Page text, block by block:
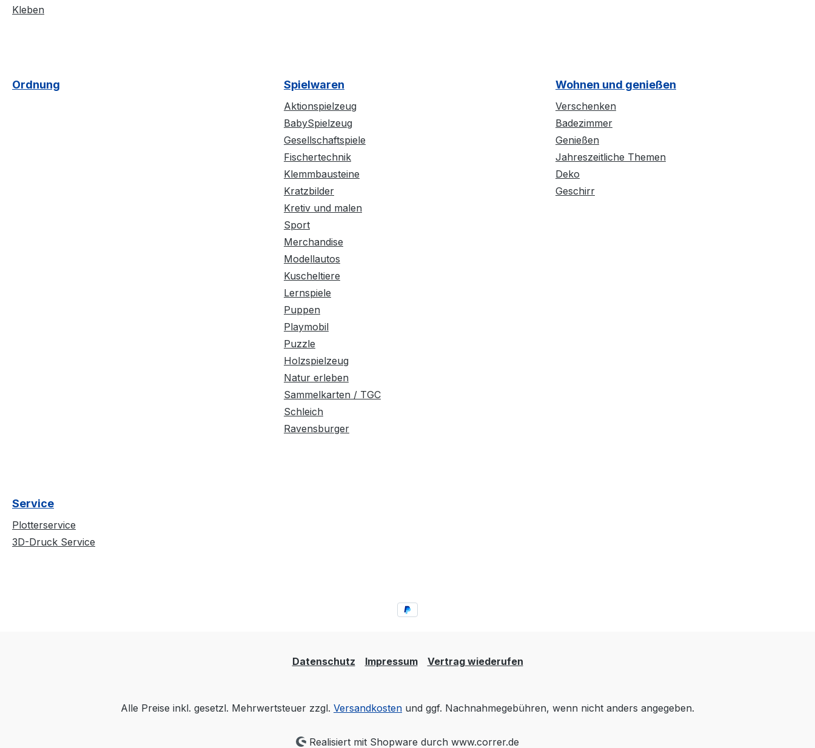
Kleben
Ordnung Spielwaren
Aktionspielzeug
BabySpielzeug
Gesellschaftspiele
Fischertechnik
Klemmbausteine
Kratzbilder
Kretiv und malen
Sport
Merchandise
Modellautos
Kuscheltiere
Lernspiele
Puppen
Playmobil
Puzzle
Holzspielzeug
Natur erleben
Sammelkarten / TGC
Schleich
Ravensburger
Wohnen und genießen
Verschenken
Badezimmer
Genießen
Jahreszeitliche Themen
Deko
Geschirr
Service
Plotterservice
3D-Druck Service
Datenschutz Impressum Vertrag wiederufen
Alle Preise inkl. gesetzl. Mehrwertsteuer zzgl. Versandkosten und ggf. Nachnahmegebühren, wenn nicht anders angegeben.
Realisiert mit Shopware durch www.correr.de